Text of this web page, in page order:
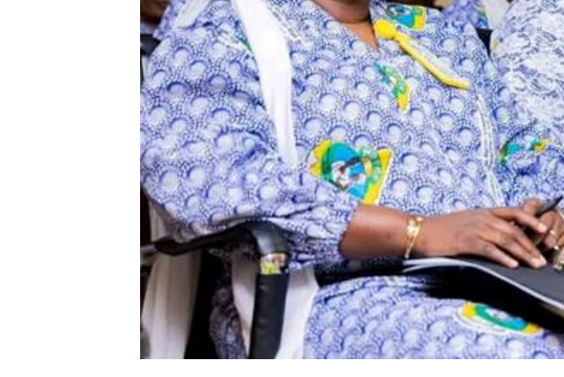
Plans
Accès gratuit
Gratuit /accès limité